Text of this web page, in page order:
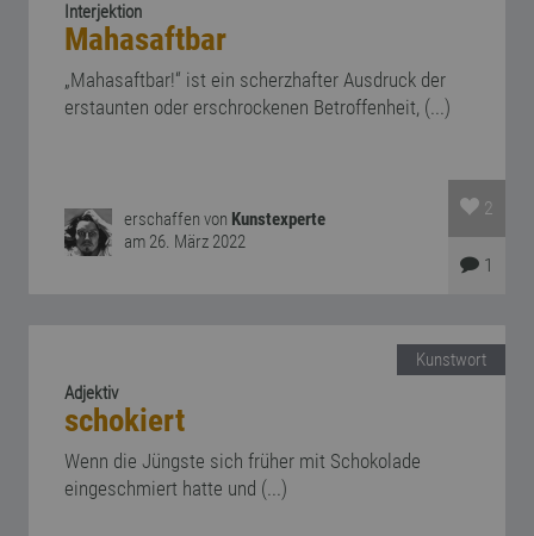
Interjektion
Mahasaftbar
„Mahasaftbar!“ ist ein scherzhafter Ausdruck der
erstaunten oder erschrockenen Betroffenheit, (...)
erschaffen von Kunstexperte
am 26. März 2022
2
1
Kunstwort
Adjektiv
schokiert
Wenn die Jüngste sich früher mit Schokolade
eingeschmiert hatte und (...)